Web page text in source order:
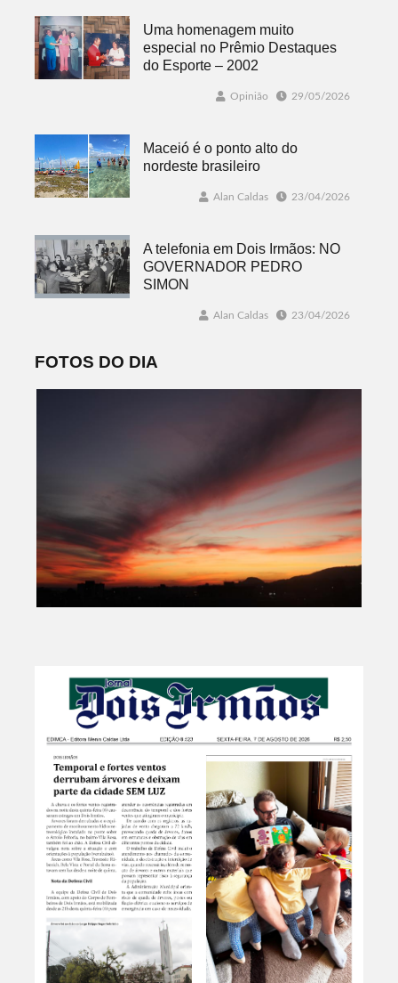
Uma homenagem muito
especial no Prêmio Destaques
do Esporte – 2002
Opinião 29/05/2026
Maceió é o ponto alto do
nordeste brasileiro
Alan Caldas 23/04/2026
A telefonia em Dois Irmãos: NO
GOVERNADOR PEDRO
SIMON
Alan Caldas 23/04/2026
FOTOS DO DIA